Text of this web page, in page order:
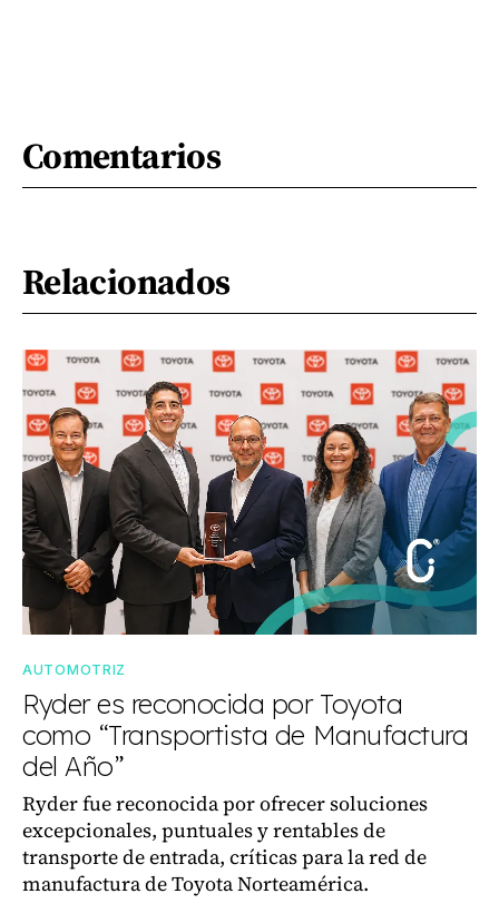
Comentarios
Relacionados
AUTOMOTRIZ
Ryder es reconocida por Toyota
como “Transportista de Manufactura
del Año”
Ryder fue reconocida por ofrecer soluciones
excepcionales, puntuales y rentables de
transporte de entrada, críticas para la red de
manufactura de Toyota Norteamérica.